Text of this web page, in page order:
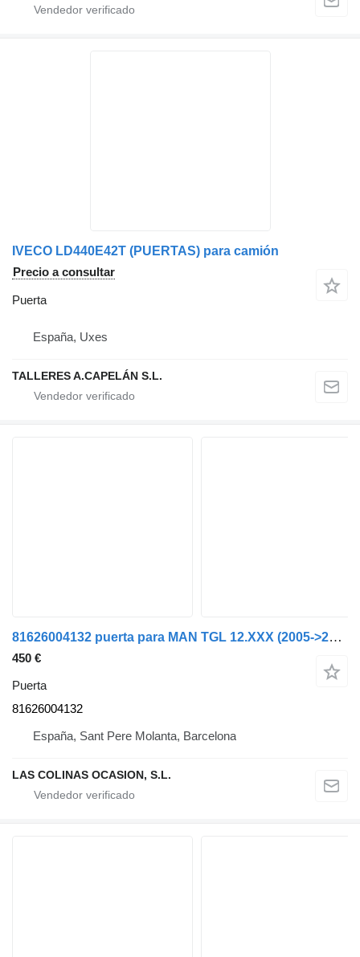
IVECO LD440E42T (PUERTAS) para camión
Precio a consultar
Puerta
España, Uxes
TALLERES A.CAPELÁN S.L.
81626004132 puerta para MAN TGL 12.XXX (2005->2021) camión
450 €
Puerta
81626004132
España, Sant Pere Molanta, Barcelona
LAS COLINAS OCASION, S.L.